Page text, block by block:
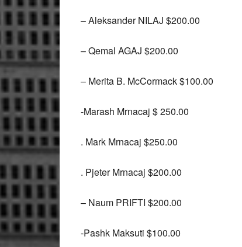
– Aleksander NILAJ $200.00
– Qemal AGAJ $200.00
– Merita B. McCormack $100.00
-Marash Mrnacaj $ 250.00
. Mark Mrnacaj $250.00
. Pjeter Mrnacaj $200.00
– Naum PRIFTI $200.00
-Pashk Maksuti $100.00